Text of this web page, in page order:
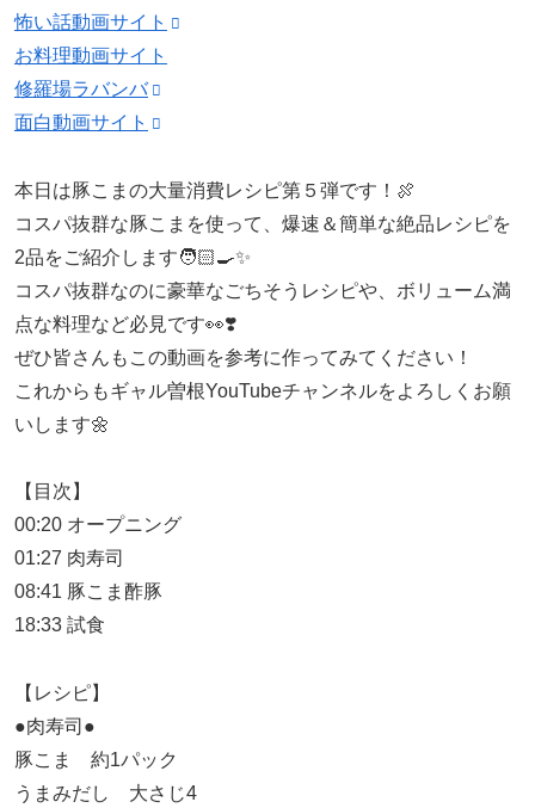
怖い話動画サイト
お料理動画サイト
修羅場ラバンバ
面白動画サイト
本日は豚こまの大量消費レシピ第５弾です！🍖
コスパ抜群な豚こまを使って、爆速＆簡単な絶品レシピを
2品をご紹介します🧑🏻‍🍳✨
コスパ抜群なのに豪華なごちそうレシピや、ボリューム満
点な料理など必見です👀❣️
ぜひ皆さんもこの動画を参考に作ってみてください！
これからもギャル曽根YouTubeチャンネルをよろしくお願
いします🌼
【目次】
00:20 オープニング
01:27 肉寿司
08:41 豚こま酢豚
18:33 試食
【レシピ】
●肉寿司●
豚こま 約1パック
うまみだし 大さじ4